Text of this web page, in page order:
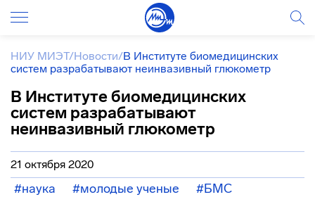
НИУ МИЭТ/Новости/В Институте биомедицинских
систем разрабатывают неинвазивный глюкометр
В Институте биомедицинских
систем разрабатывают
неинвазивный глюкометр
21 октября 2020
#наука #молодые ученые #БМС